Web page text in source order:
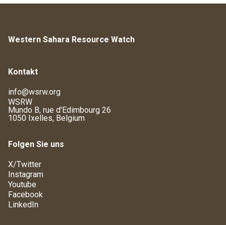
Western Sahara Resource Watch
Kontakt
info@wsrw.org
WSRW
Mundo B, rue d'Edimbourg 26
1050 Ixelles, Belgium
Folgen Sie uns
X/Twitter
Instagram
Youtube
Facebook
LinkedIn